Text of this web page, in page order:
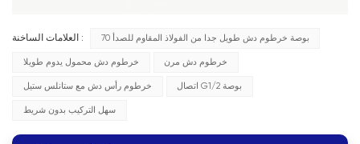
العلامات الساخنة : 70 بوصة خرطوم دش طويل جدا من الفولاذ المقاوم للصدأ
خرطوم دش محمول يدوم طويلا خرطوم دش مرن
خرطوم رأس دش مع ستانلس ستيل اتصال G1/2 بوصة
سهل التركيب بدون شريط